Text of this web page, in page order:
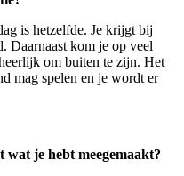
is hetzelfde. Je krijgt bij
Daarnaast kom je op veel
om buiten te zijn. Het
mag spelen en je wordt er
wat je hebt meegemaakt?